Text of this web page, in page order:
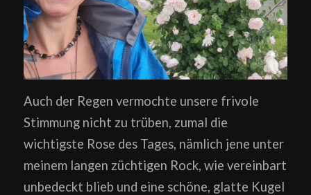
Auch der Regen vermochte unsere frivole
Stimmung nicht zu trüben, zumal die
wichtigste Rose des Tages, nämlich jene unter
meinem langen züchtigen Rock, wie vereinbart
unbedeckt blieb und eine schöne, glatte Kugel